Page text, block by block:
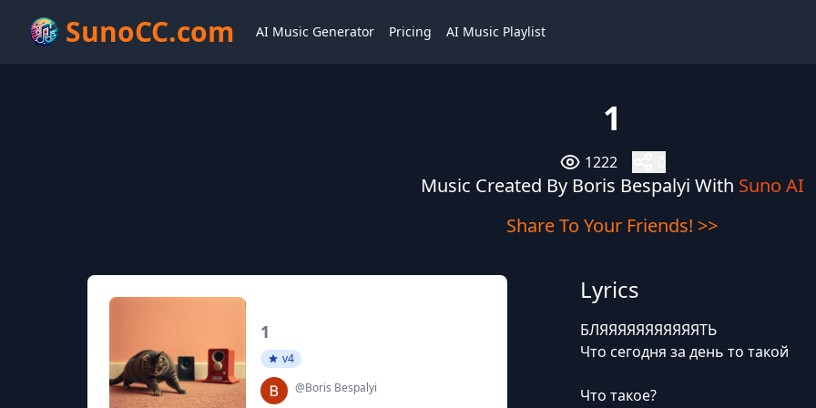
SunoCC.com AI Music Generator Pricing AI Music Playlist
1
1222
Music Created By Boris Bespalyi With Suno AI
Share To Your Friends! >>
1
v4
@Boris Bespalyi
Lyrics
БЛЯЯЯЯЯЯЯЯЯЯЯТЬ
Что сегодня за день то такой
Что такое?